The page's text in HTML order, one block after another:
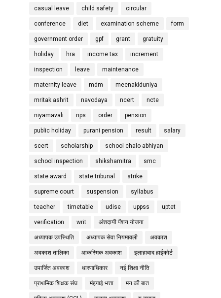
casual leave child safety circular
conference diet examination scheme form
government order gpf grant gratuity
holiday hra income tax increment
inspection leave maintenance
maternity leave mdm meenakiduniya
mritak ashrit navodaya ncert ncte
niyamavali nps order pension
public holiday purani pension result salary
scert scholarship school chalo abhiyan
school inspection shikshamitra smc
state award state tribunal strike
supreme court suspension syllabus
teacher timetable udise uppss uptet
verification writ अंशदायी पेंशन योजना
अध्यापक उपस्थिति अध्यापक सेवा नियमावली अवकाश
अवकाश तालिका आकस्मिक अवकाश इलाहाबाद हाईकोर्ट
उपार्जित अवकाश धारणाधिकार नई शिक्षा नीति
प्राथमिक शिक्षक संघ मंहगाई भत्ता मन की बात